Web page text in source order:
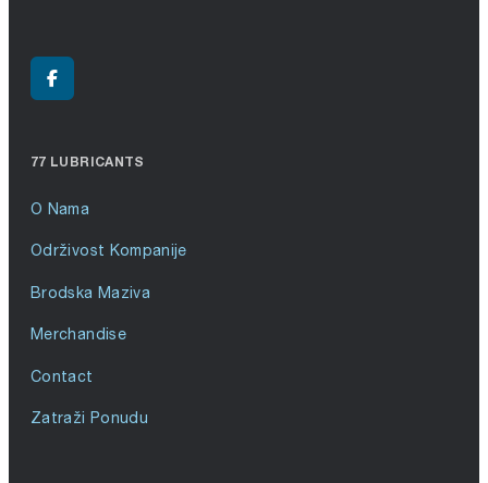
77 LUBRICANTS
O Nama
Održivost Kompanije
Brodska Maziva
Merchandise
Contact
Zatraži Ponudu